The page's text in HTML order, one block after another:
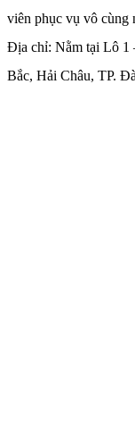
viên phục vụ vô cùng
Địa chỉ: Nằm tại Lô 1
Bắc, Hải Châu, TP.